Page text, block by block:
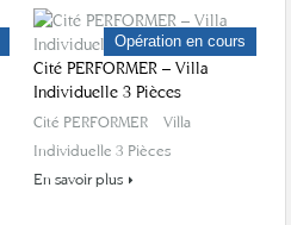
Opération en cours
Cité PERFORMER – Villa
Individuelle 3 Pièces
Cité PERFORMER – Villa
Individuelle 3 Pièces
En savoir plus